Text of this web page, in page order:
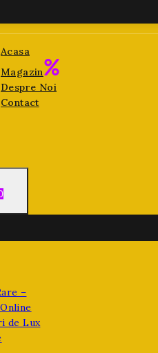
Acasa
Magazin
Despre Noi
Contact